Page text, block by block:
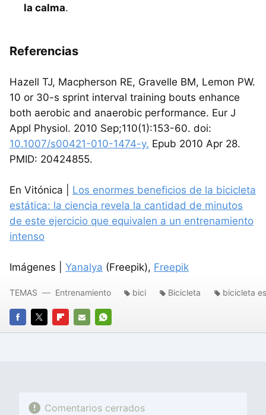
la calma.
Referencias
Hazell TJ, Macpherson RE, Gravelle BM, Lemon PW.
10 or 30-s sprint interval training bouts enhance
both aerobic and anaerobic performance. Eur J
Appl Physiol. 2010 Sep;110(1):153-60. doi:
10.1007/s00421-010-1474-y. Epub 2010 Apr 28.
PMID: 20424855.
En Vitónica | Los enormes beneficios de la bicicleta
estática: la ciencia revela la cantidad de minutos
de este ejercicio que equivalen a un entrenamiento
intenso
Imágenes | Yanalya (Freepik), Freepik
FACEBOOK
TWITTERFLIPBOARD
E-
WHATSAPP
TEMAS Entrenamiento bici Bicicleta bicicleta
Comentarios cerrados